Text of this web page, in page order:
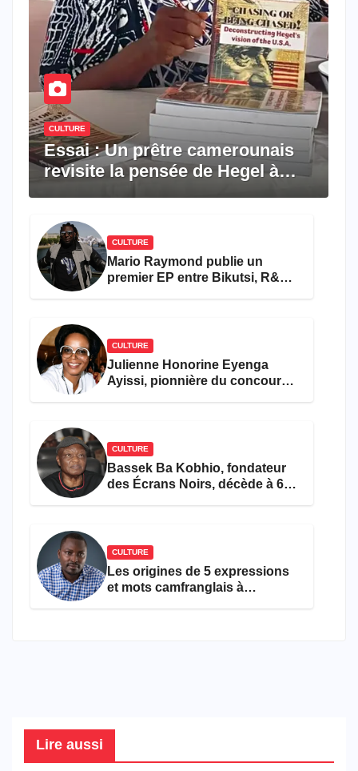
CULTURE
Essai : Un prêtre camerounais
revisite la pensée de Hegel à
CULTURE
Mario Raymond publie un
premier EP entre Bikutsi, R&B
CULTURE
Julienne Honorine Eyenga
Ayissi, pionnière du concours
CULTURE
Bassek Ba Kobhio, fondateur
des Écrans Noirs, décède à 69
CULTURE
Les origines de 5 expressions
et mots camfranglais à
Lire aussi